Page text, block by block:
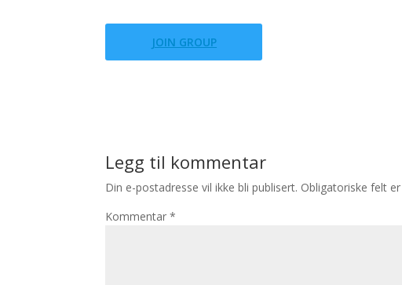
JOIN GROUP
Legg til kommentar
Din e-postadresse vil ikke bli publisert. Obligatoriske felt
Kommentar*